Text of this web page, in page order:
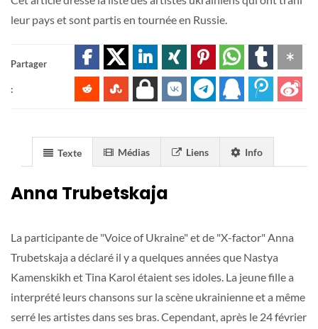
leur pays et sont partis en tournée en Russie.
Partager
:
Texte Médias Liens Info
Anna Trubetskaja
La participante de "Voice of Ukraine" et de "X-factor" Anna
Trubetskaja a déclaré il y a quelques années que Nastya
Kamenskikh et Tina Karol étaient ses idoles. La jeune fille a
interprété leurs chansons sur la scène ukrainienne et a même
serré les artistes dans ses bras. Cependant, après le 24 février